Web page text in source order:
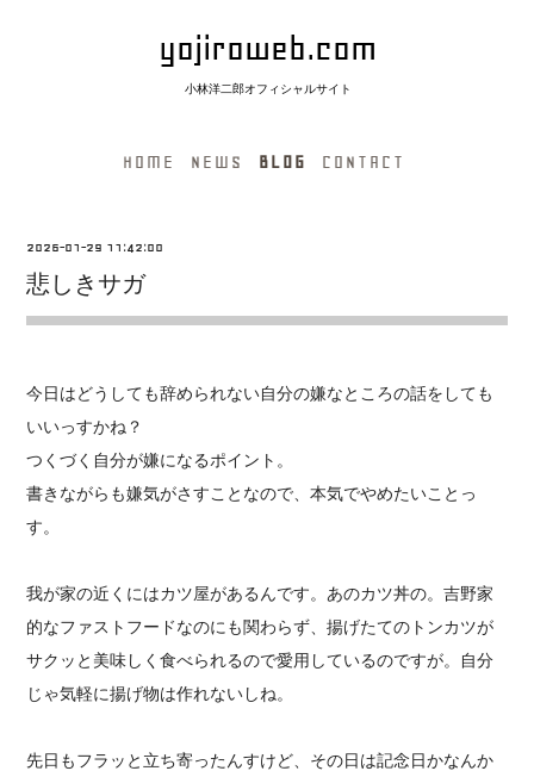
yojiroweb.com
小林洋二郎オフィシャルサイト
HOME NEWS BLOG CONTACT
2026-01-29 11:42:00
悲しきサガ
今日はどうしても辞められない自分の嫌なところの話をしても
いいっすかね？
つくづく自分が嫌になるポイント。
書きながらも嫌気がさすことなので、本気でやめたいことっ
す。
我が家の近くにはカツ屋があるんです。あのカツ丼の。吉野家
的なファストフードなのにも関わらず、揚げたてのトンカツが
サクッと美味しく食べられるので愛用しているのですが。自分
じゃ気軽に揚げ物は作れないしね。
先日もフラッと立ち寄ったんすけど、その日は記念日かなんか